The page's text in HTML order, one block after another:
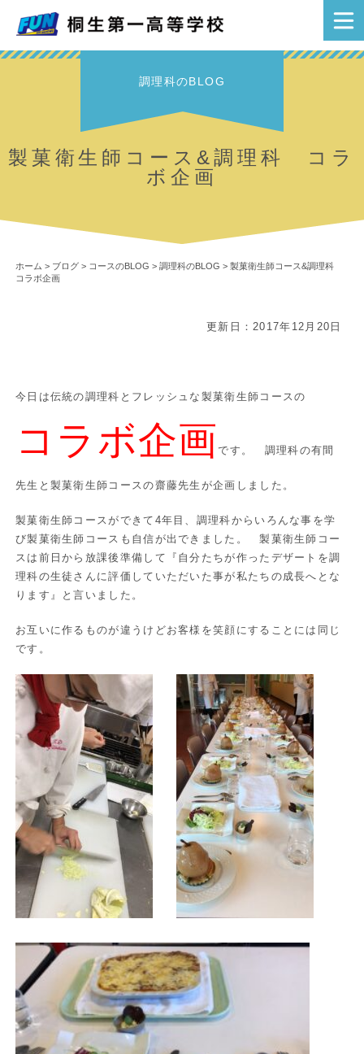
調理科のBLOG
製菓衛生師コース&調理科 コラ
ボ企画
ホーム > ブログ> コースのBLOG > 調理科のBLOG > 製菓衛生師コース&調理科
コラボ企画
更新日：2017年12月20日
今日は伝統の調理科とフレッシュな製菓衛生師コースの
コラボ企画です。 調理科の有間
先生と製菓衛生師コースの齋藤先生が企画しました。
製菓衛生師コースができて4年目、調理科からいろんな事を学
び製菓衛生師コースも自信が出できました。 製菓衛生師コー
スは前日から放課後準備して『自分たちが作ったデザートを調
理科の生徒さんに評価していただいた事が私たちの成長へとな
ります』と言いました。
お互いに作るものが違うけどお客様を笑顔にすることには同じ
です。